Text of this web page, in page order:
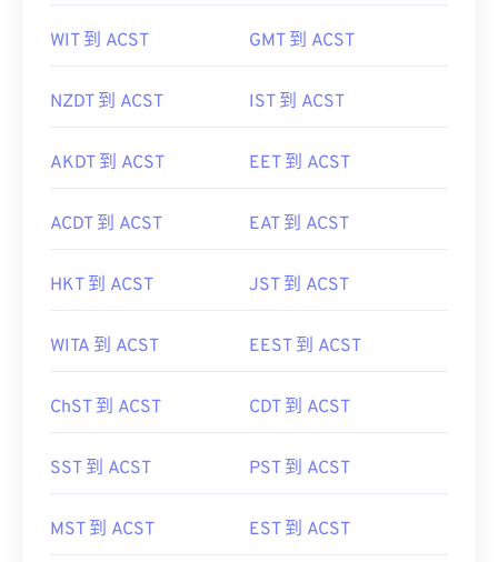
WIT 到 ACST GMT 到 ACST
NZDT 到 ACST IST 到 ACST
AKDT 到 ACST EET 到 ACST
ACDT 到 ACST EAT 到 ACST
HKT 到 ACST JST 到 ACST
WITA 到 ACST EEST 到 ACST
ChST 到 ACST CDT 到 ACST
SST 到 ACST PST 到 ACST
MST 到 ACST EST 到 ACST